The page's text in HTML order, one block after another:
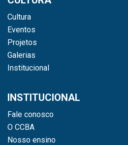
Cultura
Eventos
Projetos
Galerias
Institucional
INSTITUCIONAL
Fale conosco
O CCBA
Nosso ensino